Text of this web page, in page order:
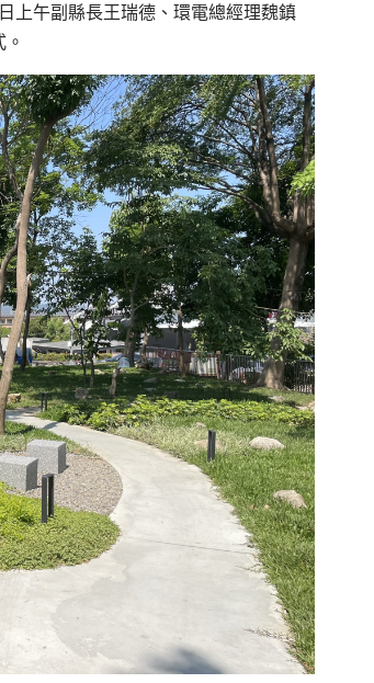
上午副縣長王瑞德、環電總經理魏鎮